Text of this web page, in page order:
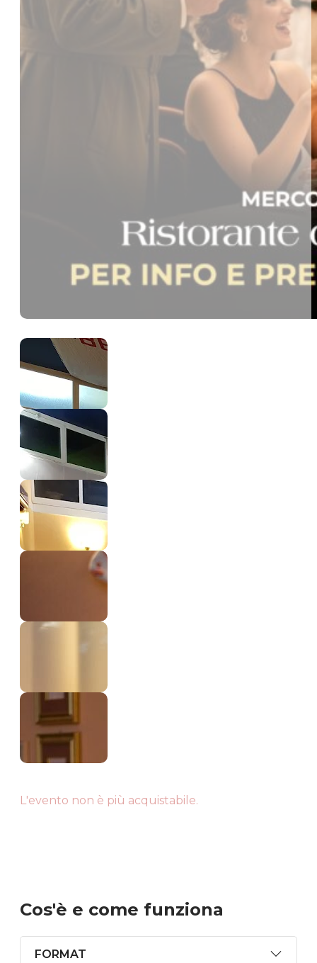
L'evento non è più acquistabile.
Cos'è e come funziona
FORMAT